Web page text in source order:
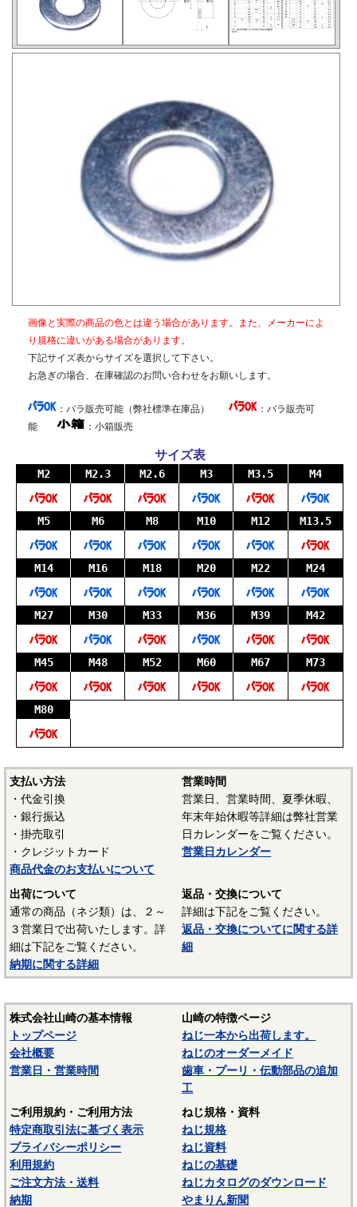
JIS B 1256:1963（旧JIS）ミガキ丸
〇材質
鉄はメッキを施していない生地がありますが、メッキ品も
多数あり、ユニクロ、三価ホワイト、三価ブラック等様々な
種類の電気メッキをはじめ、黒染め、溶融亜鉛メッキ（ド
ブ）、無電解ニッケルが市販されています。ステンレスは生
地以外に茶ブロンズ、黒染め他多数あります。
イ素・マンガン・リン・硫黄等の元素が含まれた普通鋼や普
通鋼に特殊な元素が加えられた特殊鋼が使用されます。ボル
ト、小ねじ、タッピンねじ、ナット、リベット等では冷間圧
造用炭素鋼線（SWCH）がよく使用されます。平座金等は冷
間圧延鋼板（SPCC）等、ばね座金等は硬鋼線（SWRH）等、
S70CM）等でメーカーや製品毎で様々な材質が使用されてい
ます。当サイトでは特定の材質表記がない場合は、これらの
鉄鋼材料を一般名称の「鉄」と表記しています。
表面処理：ユニクロ（電気亜鉛メッキ 光沢クロメ
ート処理）
電気亜鉛メッキをした後に、クロメート処理しクロメート
被膜を持たせ、その後カセイソーダに浸せきします。耐食性
は有色クロメートより劣ります。有色クロメートに比べると
六価クロムが少なく三価クロムが多いですが、六価クロムを
含むことから、RoHS指令に抵触するため、近年は徐々に三価
ホワイト・三価クロメートに移行しています。メッキ方法は
一例であり、メッキ業者により異なる場合があります。
画像と実際の商品の色とは違う場合があります。また、メーカーによ
り規格に違いがある場合があります。
下記サイズ表からサイズを選択して下さい。
お急ぎの場合、在庫確認のお問い合わせをお願いします。
：バラ販売可能（弊社標準在庫品）
：バラ販売可
能
：小箱販売
サイズ表
M2 M2.3 M2.6 M3 M3.5 M4
M5 M6 M8 M10 M12 M13.5
M14 M16 M18 M20 M22 M24
M27 M30 M33 M36 M39 M42
M45 M48 M52 M60 M67 M73
M80
支払い方法
・代金引換
・銀行振込
・掛売取引
・クレジットカード
商品代金のお支払いについて
営業時間
営業日、営業時間、夏季休暇、
年末年始休暇等詳細は弊社営業
日カレンダーをご覧ください。
営業日カレンダー
出荷について
通常の商品（ネジ類）は、２～
３営業日で出荷いたします。詳
細は下記をご覧ください。
納期に関する詳細
返品・交換について
詳細は下記をご覧ください。
返品・交換についてに関する詳
細
株式会社山崎の基本情報
トップページ
会社概要
営業日・営業時間
山崎の特徴ページ
ねじ一本から出荷します。
ねじのオーダーメイド
歯車・プーリ・伝動部品の追加
工
ご利用規約・ご利用方法
特定商取引法に基づく表示
プライバシーポリシー
利用規約
ご注文方法・送料
納期
ねじ規格・資料
ねじ規格
ねじ資料
ねじの基礎
ねじカタログのダウンロード
やまりん新聞